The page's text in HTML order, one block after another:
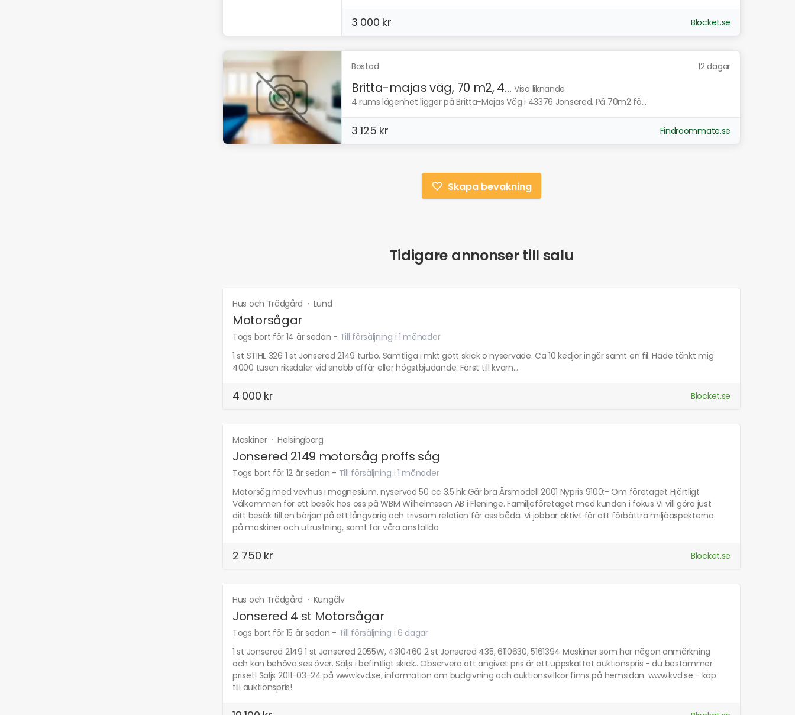
3 000 kr Blocket.se
Bostad 12 dagar
Britta-majas väg, 70 m2, 4... Visa liknande
4 rums lägenhet ligger på Britta-Majas Väg i 43376 Jonsered. På 70m2 fö...
3 125 kr Findroommate.se
Skapa bevakning
Tidigare annonser till salu
Hus och Trädgård · Lund
Motorsågar
Togs bort för 14 år sedan - Till försäljning i 1 månader
1 st STIHL 326 1 st Jonsered 2149 turbo. Samtliga i mkt gott skick o nyservade. Ca 10 kedjor ingår samt en fil. Hade tänkt mig
4000 tusen riksdaler vid snabb affär eller högstbjudande. Först till kvarn...
4 000 kr Blocket.se
Maskiner ·Helsingborg
Jonsered 2149 motorsåg proffs såg
Togs bort för 12 år sedan - Till försäljning i 1 månader
Motorsåg med vevhus i magnesium, nyservad 50 cc 3.5 hk Går bra Årsmodell 2001 Nypris 9100:- Om företaget Hjärtligt
Välkommen för ett besök hos oss på WBM Wilhelmsson AB i Fleninge. Familjeföretaget med kunden i fokus Vi vill göra just
ditt besök till en början på ett långvarig och trivsam relation för oss båda. Vi jobbar aktivt för att förbättra miljöaspekterna
på maskiner och utrustning, samt för våra anställda
2 750 kr Blocket.se
Hus och Trädgård · Kungälv
Jonsered 4 st Motorsågar
Togs bort för 15 år sedan - Till försäljning i 6 dagar
1 st Jonsered 2149 1 st Jonsered 2055W, 4310460 2 st Jonsered 435, 6110630, 5161394 Maskiner som har någon anmärkning
och kan behöva ses över. Säljs i befintligt skick.. Observera att angivet pris är ett uppskattat auktionspris - du bestämmer
priset! Säljs 2011-03-24 på www.kvd.se, information om budgivning och auktionsvillkor finns på hemsidan. www.kvd.se - köp
till auktionspris!